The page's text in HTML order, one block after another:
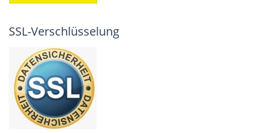
SSL-Verschlüsselung